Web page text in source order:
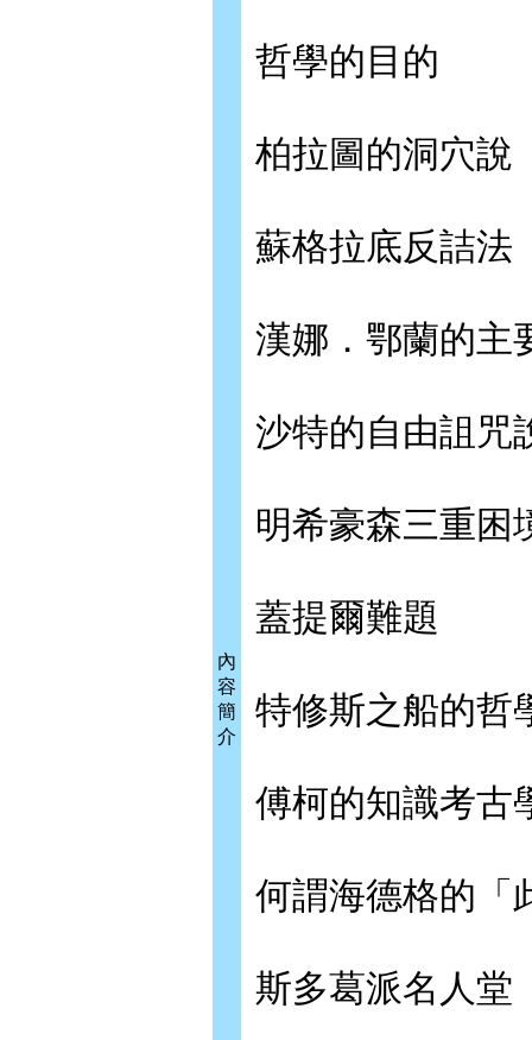
內
容
簡
介
哲學的目的
柏拉圖的洞穴說
蘇格拉底反詰法
漢娜．鄂蘭的主
沙特的自由詛咒
明希豪森三重困
蓋提爾難題
特修斯之船的哲
傅柯的知識考古
何謂海德格的「
斯多葛派名人堂